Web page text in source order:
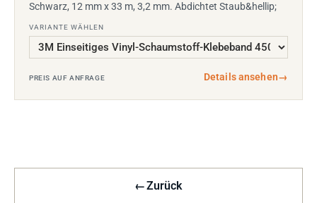
Schwarz, 12 mm x 33 m, 3,2 mm. Abdichtet Staub&hellip;
VARIANTE WÄHLEN
PREIS AUF ANFRAGE Details ansehen→
←Zurück